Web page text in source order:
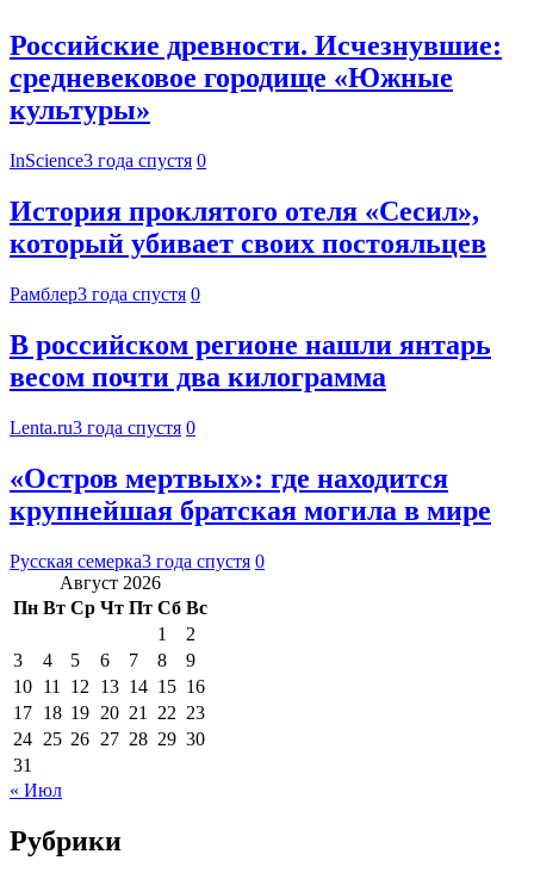
Российские древности. Исчезнувшие:
средневековое городище «Южные
культуры»
InScience3 года спустя 0
История проклятого отеля «Сесил»,
который убивает своих постояльцев
Рамблер3 года спустя 0
В российском регионе нашли янтарь
весом почти два килограмма
Lenta.ru3 года спустя 0
«Остров мертвых»: где находится
крупнейшая братская могила в мире
Русская семерка3 года спустя 0
Август 2026
Пн Вт Ср Чт Пт Сб Вс
1
2
3
4 5 6 7 8
9
10 11 12 13 14 15 16
17 18 19 20 21 22 23
24 25 26 27 28 29 30
31
« Июл
Рубрики